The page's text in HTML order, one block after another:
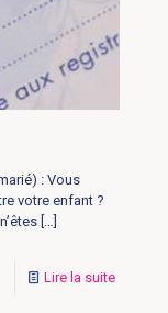
: Vous
votre enfant ?
Lire la suite